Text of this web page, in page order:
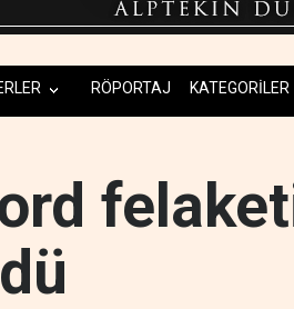
RÖPORTAJ KATEGORİLER